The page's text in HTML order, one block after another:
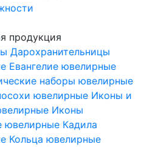
продукция
Дарохранительницы
Евангелие ювелирные
наборы ювелирные
ювелирные Иконы и
Иконы
ювелирные Кадила
Кольца ювелирные